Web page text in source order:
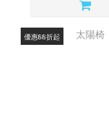
優惠88折起